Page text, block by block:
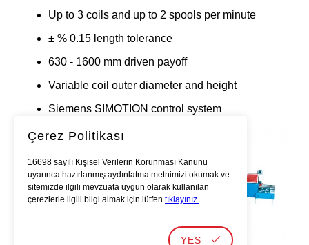
Up to 3 coils and up to 2 spools per minute
± % 0.15 length tolerance
630 - 1600 mm driven payoff
Variable coil outer diameter and height
Siemens SIMOTION control system
Çerez Politikası
16698 sayılı Kişisel Verilerin Korunması Kanunu
uyarınca hazırlanmış aydınlatma metnimizi okumak ve
sitemizde ilgili mevzuata uygun olarak kullanılan
çerezlerle ilgili bilgi almak için lütfen tıklayınız.
YES